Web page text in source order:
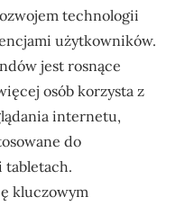
technologii
użytkowników.
jest rosnące
osób korzysta z
internetu,
do
tabletach.
kluczowym